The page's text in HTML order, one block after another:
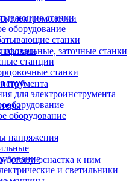
заточные станки
оснастка к ним
станки
оборудование
станки
станции
станки
труб
для электроинструмента
оборудование
напряжения
и светильники